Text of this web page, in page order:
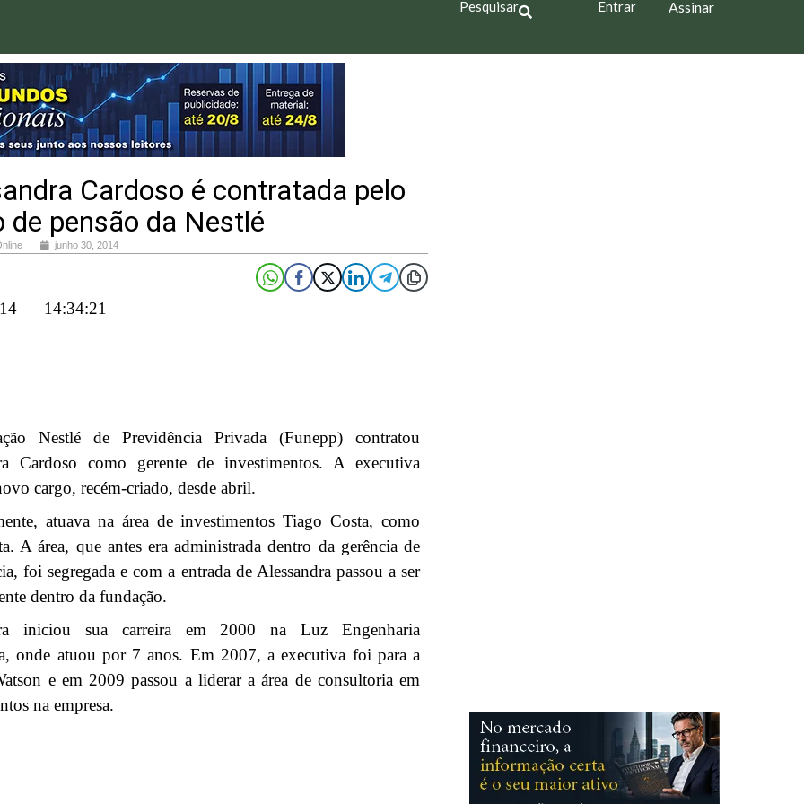
Pesquisar Entrar Assinar
Cardoso é contratada pelo
de pensão da Nestlé
junho 30, 2014
– 14:34:21
Nestlé de Previdência Privada (Funepp) contratou
Cardoso como gerente de investimentos. A executiva
cargo, recém-criado, desde abril.
atuava na área de investimentos Tiago Costa, como
A área, que antes era administrada dentro da gerência de
foi segregada e com a entrada de Alessandra passou a ser
dentro da fundação.
iniciou sua carreira em 2000 na Luz Engenharia
onde atuou por 7 anos. Em 2007, a executiva foi para a
e em 2009 passou a liderar a área de consultoria em
na empresa.